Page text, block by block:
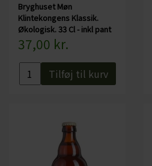
Bryghuset Møn
Klintekongens Klassik.
Økologisk. 33 Cl - inkl pant
37,00 kr.
Tilføj til kurv